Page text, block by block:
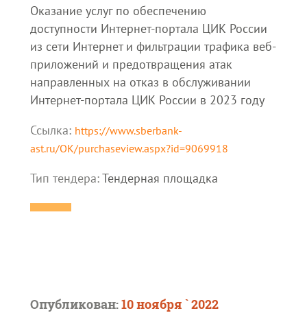
Оказание услуг по обеспечению
доступности Интернет-портала ЦИК России
из сети Интернет и фильтрации трафика веб-
приложений и предотвращения атак
направленных на отказ в обслуживании
Интернет-портала ЦИК России в 2023 году
Ссылка: https://www.sberbank-
ast.ru/OK/purchaseview.aspx?id=9069918
Тип тендера:Тендерная площадка
Опубликован:10 ноября ` 2022